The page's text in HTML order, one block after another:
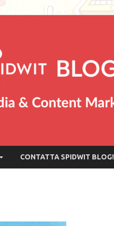
CONTATTA SPIDWIT BLOG!